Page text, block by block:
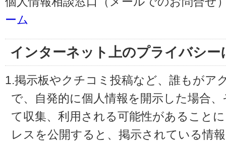
ーム
インターネット上のプライバシー
1.掲示板やクチコミ投稿など、誰もがア
で、自発的に個人情報を開示した場合
て収集、利用される可能性があること
レスを公開すると、掲示されている情